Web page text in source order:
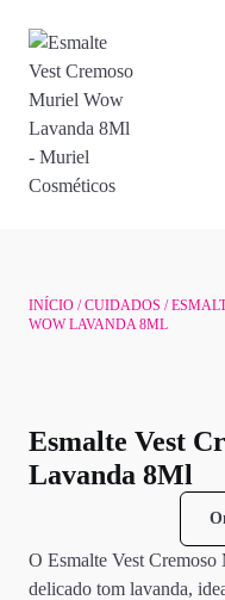
INÍCIO /CUIDADOS /
WOW LAVANDA 8ML
Esmalte Vest
Lavanda 8Ml
O Esmalte Vest
delicado tom lavanda,